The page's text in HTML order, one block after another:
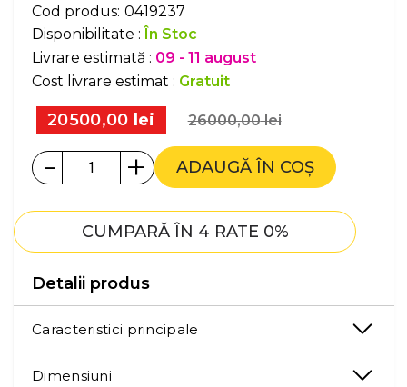
Cod produs: 0419237
Disponibilitate :În Stoc
Livrare estimată : 09 - 11 august
Cost livrare estimat : Gratuit
20500,00 lei 26000,00lei
- + ADAUGĂ ÎN COȘ
CUMPARĂ ÎN 4 RATE 0%
Detalii produs
Caracteristici principale
Dimensiuni